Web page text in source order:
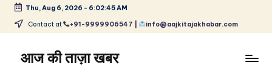
Skip
content
Thu, Aug 6, 2026 - 6:02:45 AM
Contact at +91-9999906547 | info@aajkitajakhabar.com
आज की ताज़ा खबर